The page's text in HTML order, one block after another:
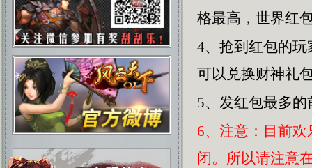
格最高，世界红
4、抢到红包的
可以兑换财神礼
5、发红包最多
6、注意：目前
闭。所以请注意